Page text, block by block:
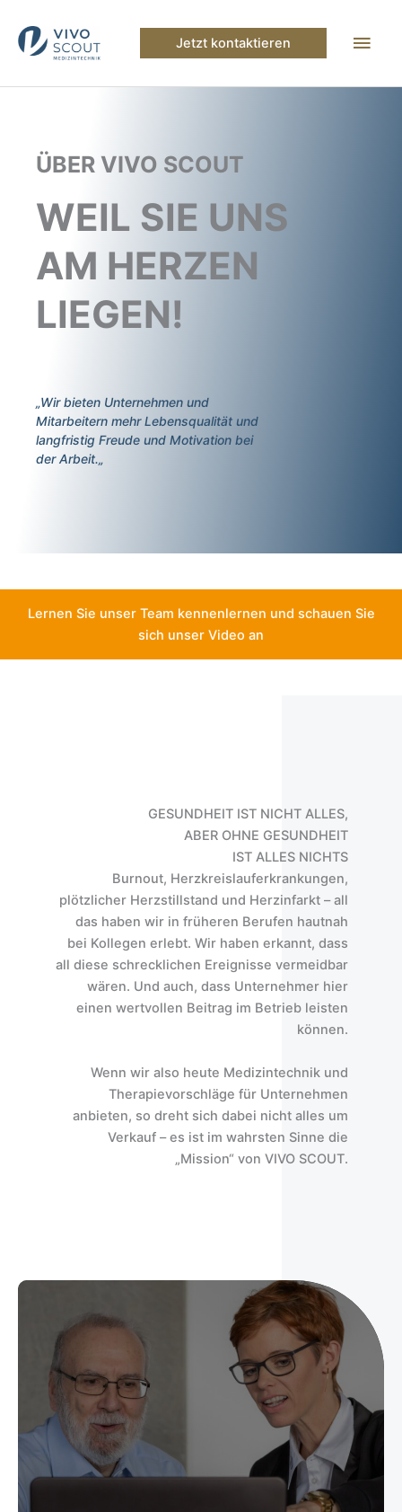
Inhalt
springen
Jetzt kontaktieren
ÜBER VIVO SCOUT
WEIL SIE UNS
AM HERZEN
LIEGEN!
„Wir bieten Unternehmen und
Mitarbeitern mehr Lebensqualität und
langfristig Freude und Motivation bei
der Arbeit.„
Lernen Sie unser Team kennenlernen und schauen Sie
sich unser Video an
GESUNDHEIT IST NICHT ALLES,
ABER OHNE GESUNDHEIT
IST ALLES NICHTS
Burnout, Herzkreislauferkrankungen,
plötzlicher Herzstillstand und Herzinfarkt – all
das haben wir in früheren Berufen hautnah
bei Kollegen erlebt. Wir haben erkannt, dass
all diese schrecklichen Ereignisse vermeidbar
wären. Und auch, dass Unternehmer hier
einen wertvollen Beitrag im Betrieb leisten
können.
Wenn wir also heute Medizintechnik und
Therapievorschläge für Unternehmen
anbieten, so dreht sich dabei nicht alles um
Verkauf – es ist im wahrsten Sinne die
„Mission“ von VIVO SCOUT.